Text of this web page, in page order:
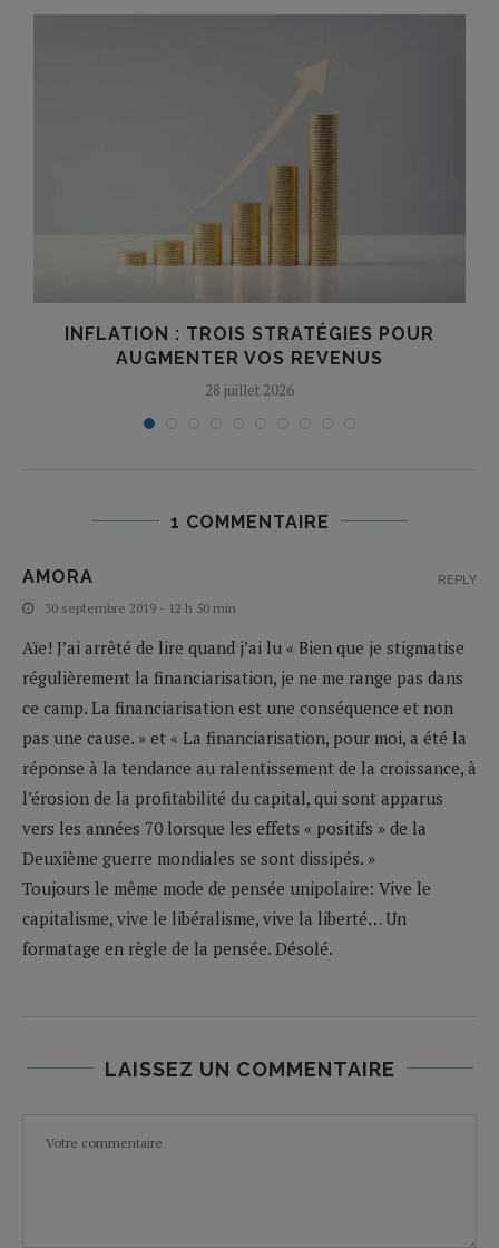
INFLATION : TROIS STRATÉGIES POUR
AUGMENTER VOS REVENUS
28 juillet 2026
1 COMMENTAIRE
AMORA
30 septembre 2019 - 12 h 50 min
Aïe! J’ai arrêté de lire quand j’ai lu « Bien que je stigmatise
régulièrement la financiarisation, je ne me range pas dans
ce camp. La financiarisation est une conséquence et non
pas une cause. » et « La financiarisation, pour moi, a été la
réponse à la tendance au ralentissement de la croissance, à
l’érosion de la profitabilité du capital, qui sont apparus
vers les années 70 lorsque les effets « positifs » de la
Deuxième guerre mondiales se sont dissipés. »
Toujours le même mode de pensée unipolaire: Vive le
capitalisme, vive le libéralisme, vive la liberté… Un
formatage en règle de la pensée. Désolé.
REPLY
LAISSEZ UN COMMENTAIRE